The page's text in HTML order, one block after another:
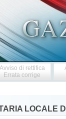
Avviso di rettifica
Errata corrige
LOCALE